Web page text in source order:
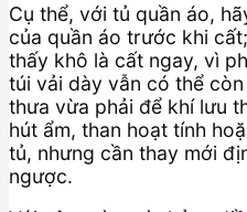
Cụ thể, với tủ quần áo,
của quần áo trước khi
thấy khô là cất ngay, vì
túi vải dày vẫn có thể
thưa vừa phải để khí lưu
hút ẩm, than hoạt tính
tủ, nhưng cần thay mới
ngược.